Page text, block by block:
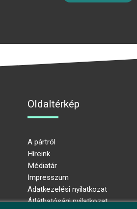
Oldaltérkép
A pártról
Híreink
Médiatár
Impresszum
Adatkezelési nyilatkozat
Átláthatósági nyilatkozat